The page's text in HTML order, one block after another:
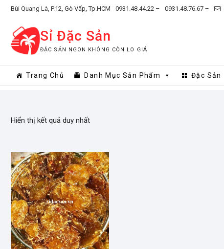
Skip
content
Bùi Quang Là, P.12, Gò Vấp, Tp.HCM 0931.48.44.22 – 0931.48.76.67 –
Sỉ Đặc Sản
ĐẶC SẢN NGON KHÔNG CÒN LO GIÁ
Trang Chủ Danh Mục Sản Phẩm Đặc Sản
Hiển thị kết quả duy nhất